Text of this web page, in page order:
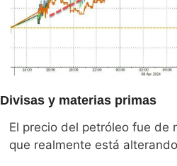
Divisas y materias primas
El precio del petróleo fue de
que realmente está